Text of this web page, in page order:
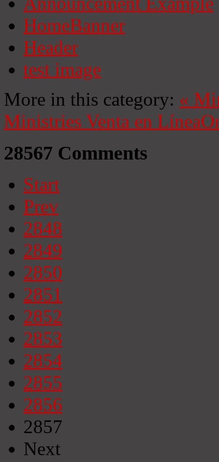
HomeBanner
Header
test image
More in this category: «
Ministries Venta en Línea
28567 Comments
Start
Prev
2848
2849
2850
2851
2852
2853
2854
2855
2856
2857
Next